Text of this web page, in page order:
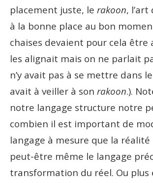
placement juste, le rakoon,
à la bonne place au bon
chaises devaient pour cela être
les alignait mais on ne parlait
n’y avait pas à se mettre dans
avait à veiller à son rakoon.).
notre langage structure notre
combien il est important de
langage à mesure que la réalité
peut-être même le langage
transformation du réel. Ou plus